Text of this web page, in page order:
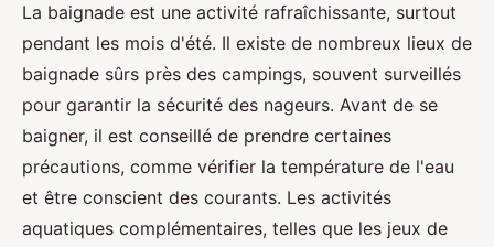
La baignade est une activité rafraîchissante, surtout
pendant les mois d'été. Il existe de nombreux lieux de
baignade sûrs près des campings, souvent surveillés
pour garantir la sécurité des nageurs. Avant de se
baigner, il est conseillé de prendre certaines
précautions, comme vérifier la température de l'eau
et être conscient des courants. Les activités
aquatiques complémentaires, telles que les jeux de